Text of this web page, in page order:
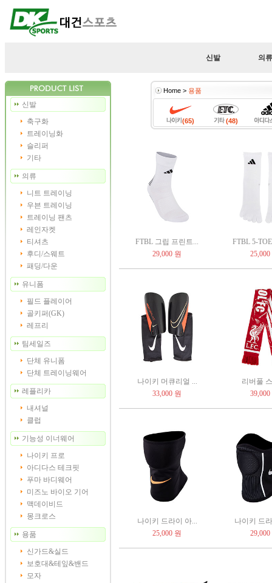
신발 의
신발
축구화
트레이닝화
슬리퍼
기타
의류
니트 트레이닝
우븐 트레이닝
트레이닝 팬츠
레인자켓
티셔츠
후디/스웨트
패딩/다운
유니폼
필드 플레이어
골키퍼(GK)
레프리
팀세일즈
단체 유니폼
단체 트레이닝웨어
레플리카
내셔널
클럽
기능성 이너웨어
나이키 프로
아디다스 테크핏
푸마 바디웨어
미즈노 바이오 기어
맥데이비드
몽크로스
용품
신가드&실드
보호대&테잎&밴드
모자
Home > 용품
(65) (48)
FTBL 그립 프린트...
29,000 원
FTBL 5-
나이키 머큐리얼 ...
33,000 원
리버풀
나이키 드라이 아...
25,000 원
나이키 드